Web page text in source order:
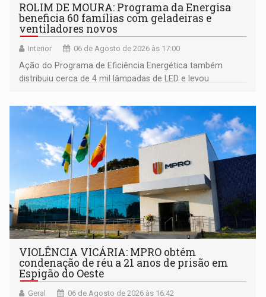
ROLIM DE MOURA: Programa da Energisa
beneficia 60 famílias com geladeiras e
ventiladores novos
Interior 06 de Agosto de 2026 às 17:00
Ação do Programa de Eficiência Energética também
distribuiu cerca de 4 mil lâmpadas de LED e levou
comunidade
VIOLÊNCIA VICÁRIA: MPRO obtém
condenação de réu a 21 anos de prisão em
Espigão do Oeste
Geral 06 de Agosto de 2026 às 16:42